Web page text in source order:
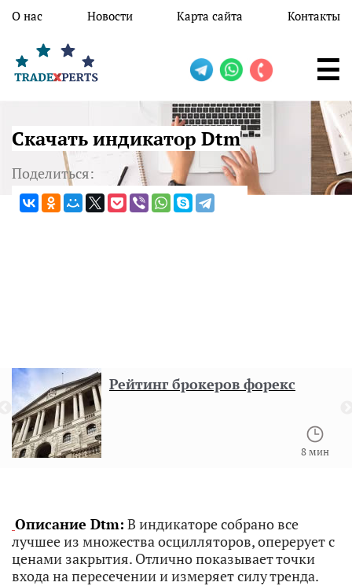
Перейти к основному содержанию
О нас Новости Карта сайта Контакты
Скачать индикатор Dtm
Поделиться:
Рейтинг брокеров форекс
8 мин
Описание Dtm: В индикаторе собрано все
лучшее из множества осцилляторов, оперерует с
ценами закрытия. Отлично показывает точки
входа на пересечении и измеряет силу тренда.